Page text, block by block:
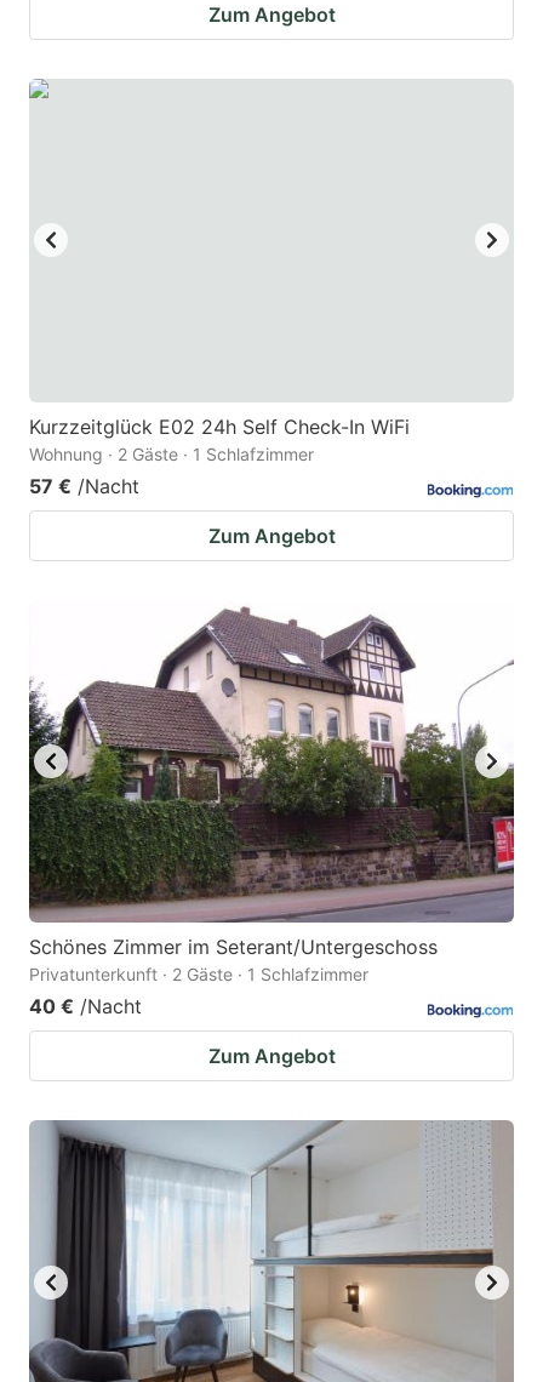
Zum Angebot
Kurzzeitglück E02 24h Self Check-In WiFi
Wohnung · 2 Gäste · 1 Schlafzimmer
57 € /Nacht
Zum Angebot
Schönes Zimmer im Seterant/Untergeschoss
Privatunterkunft · 2 Gäste · 1 Schlafzimmer
40 € /Nacht
Zum Angebot